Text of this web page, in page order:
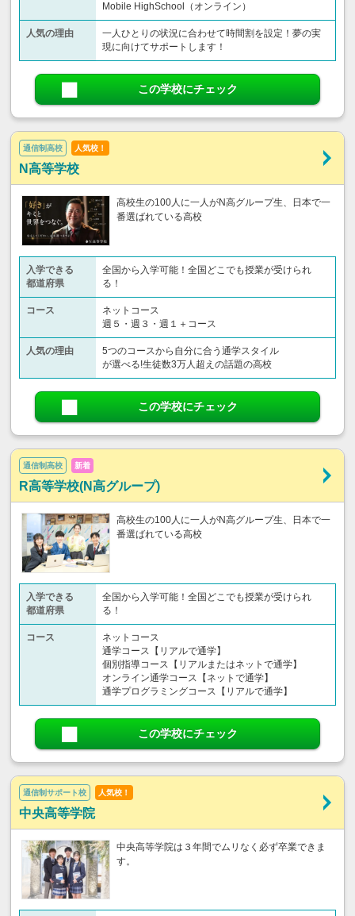
Mobile HighSchool（オンライン）
人気の理由
一人ひとりの状況に合わせて時間割を設定！夢の実
現に向けてサポートします！
この学校にチェック
通信制高校 人気校！
N高等学校
高校生の100人に一人がN高グループ生、日本で一
番選ばれている高校
入学できる
都道府県
全国から入学可能！全国どこでも授業が受けられ
る！
コース
ネットコース
週５・週３・週１＋コース
人気の理由
5つのコースから自分に合う通学スタイル
が選べる!生徒数3万人超えの話題の高校
この学校にチェック
通信制高校 新着
R高等学校(N高グループ)
高校生の100人に一人がN高グループ生、日本で一
番選ばれている高校
入学できる
都道府県
全国から入学可能！全国どこでも授業が受けられ
る！
コース
ネットコース
通学コース【リアルで通学】
個別指導コース【リアルまたはネットで通学】
オンライン通学コース【ネットで通学】
通学プログラミングコース【リアルで通学】
この学校にチェック
通信制サポート校 人気校！
中央高等学院
中央高等学院は３年間でムリなく必ず卒業できま
す。